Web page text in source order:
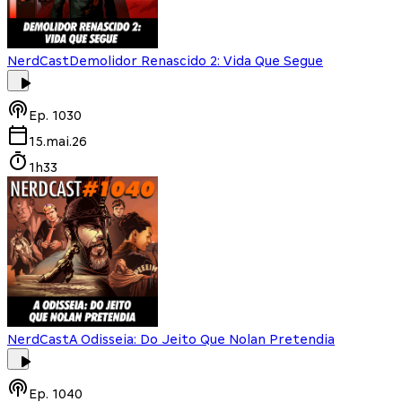
NerdCastDemolidor Renascido 2: Vida Que Segue
Ep. 1030
15.mai.26
1h33
NerdCastA Odisseia: Do Jeito Que Nolan Pretendia
Ep. 1040